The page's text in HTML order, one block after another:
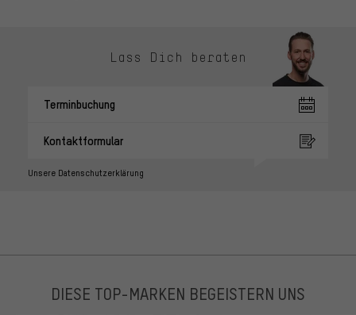
Lass Dich beraten
Terminbuchung
Kontaktformular
Unsere Datenschutzerklärung
DIESE TOP-MARKEN BEGEISTERN UNS